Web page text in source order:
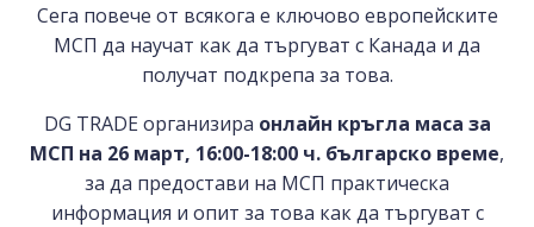
Сега повече от всякога е ключово европейските
МСП да научат как да търгуват с Канада и да
получат подкрепа за това.
DG TRADE организира онлайн кръгла маса за
МСП на 26 март, 16:00-18:00 ч. българско време,
за да предостави на МСП практическа
информация и опит за това как да търгуват с